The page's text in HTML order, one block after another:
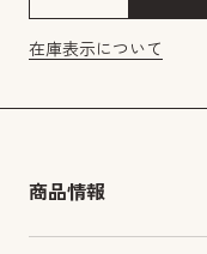
在庫表示について
商品情報